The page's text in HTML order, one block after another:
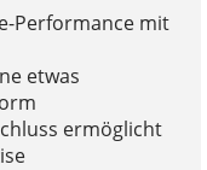
Performance mit
etwas
ermöglicht